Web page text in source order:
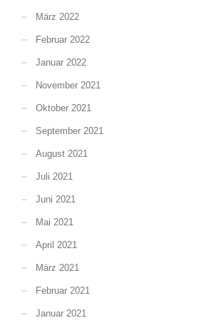
März 2022
Februar 2022
Januar 2022
November 2021
Oktober 2021
September 2021
August 2021
Juli 2021
Juni 2021
Mai 2021
April 2021
März 2021
Februar 2021
Januar 2021